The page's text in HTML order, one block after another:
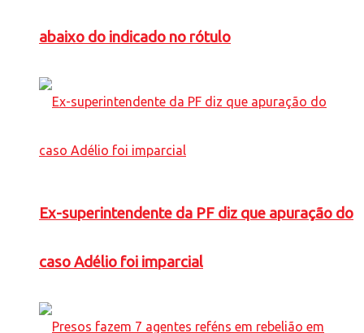
abaixo do indicado no rótulo
Ex-superintendente da PF diz que apuração do
caso Adélio foi imparcial